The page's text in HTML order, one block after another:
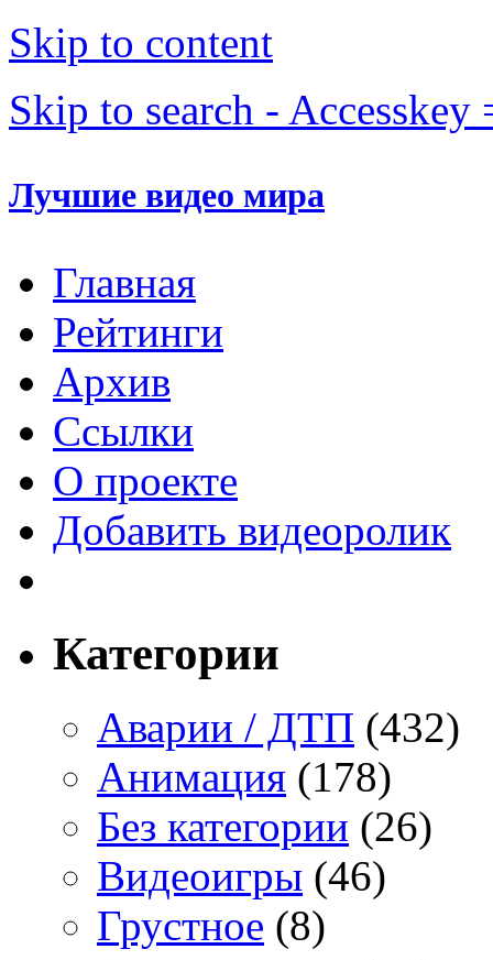
Skip to content
Skip to search - Accesskey
Лучшие видео мира
Главная
Рейтинги
Архив
Ссылки
О проекте
Добавить видеоролик
Категории
Аварии / ДТП (432)
Анимация (178)
Без категории (26)
Видеоигры (46)
Грустное (8)